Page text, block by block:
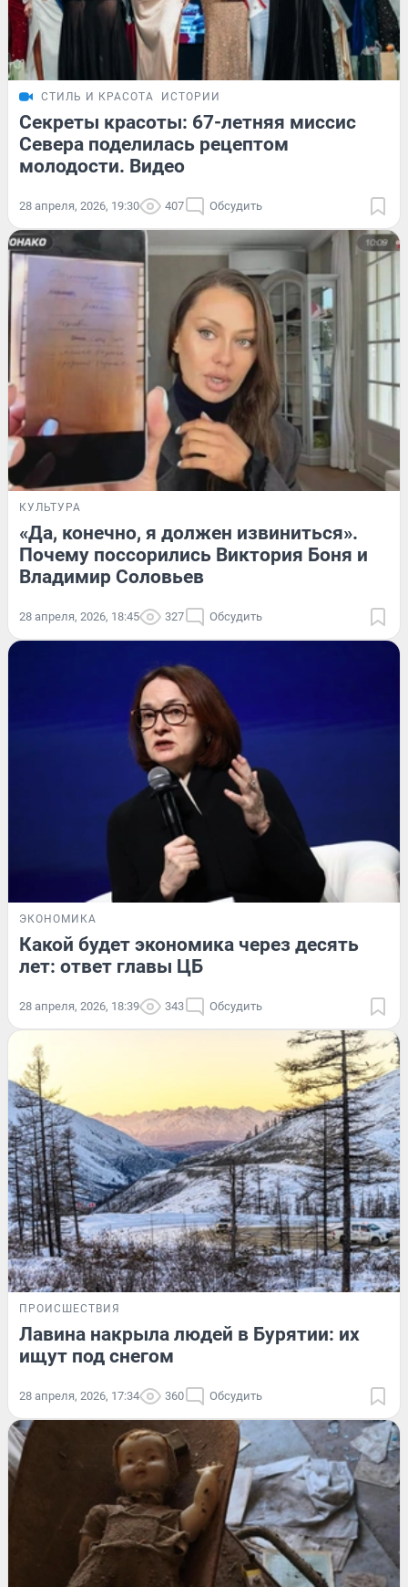
СТИЛЬ И КРАСОТА ИСТОРИИ
Секреты красоты: 67-летняя миссис
Севера поделилась рецептом
молодости. Видео
28 апреля, 2026, 19:30 407 Обсудить
КУЛЬТУРА
«Да, конечно, я должен извиниться».
Почему поссорились Виктория Боня и
Владимир Соловьев
28 апреля, 2026, 18:45 327 Обсудить
ЭКОНОМИКА
Какой будет экономика через десять
лет: ответ главы ЦБ
28 апреля, 2026, 18:39 343 Обсудить
ПРОИСШЕСТВИЯ
Лавина накрыла людей в Бурятии: их
ищут под снегом
28 апреля, 2026, 17:34 360 Обсудить